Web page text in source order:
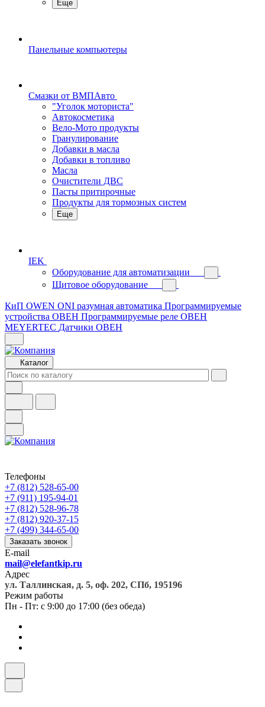
Еще
Панельные компьютеры
Смазки от ВМПАвто
"Уголок моториста"
Автокосметика
Вело-Мото продукты
Гранулирование
Добавки в масла
Добавки в топливо
Масла
Очистители ДВС
Пасты притирочные
Продукты для тормозных систем
Еще
IEK
Оборудование для автоматизации
Щитовое оборудование
КиП OWEN ONI разумная автоматика Программируемые
устройства ОВЕН Программируемые реле ОВЕН
MEYERTEC Датчики ОВЕН
Каталог
Телефоны
+7 (812) 528-65-00
+7 (911) 195-94-01
+7 (812) 528-96-78
+7 (812) 920-37-15
+7 (499) 344-65-00
Заказать звонок
E-mail
mail@elefantkip.ru
Адрес
ул. Таллинская, д. 5, оф. 202, СПб, 195196
Режим работы
Пн - Пт: с 9:00 до 17:00 (без обеда)